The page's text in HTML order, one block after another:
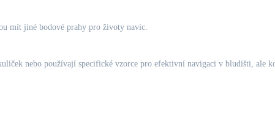
mít jiné bodové prahy pro životy navíc.
nebo používají specifické vzorce pro efektivní navigaci v bludišti, ale